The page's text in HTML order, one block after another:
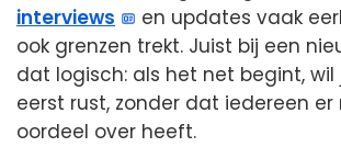
interviews
en updates vaak
ook grenzen trekt. Juist bij een
dat logisch: als het net begint, wil
eerst rust, zonder dat iedereen
oordeel over heeft.